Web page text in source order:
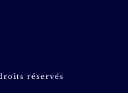
réservés